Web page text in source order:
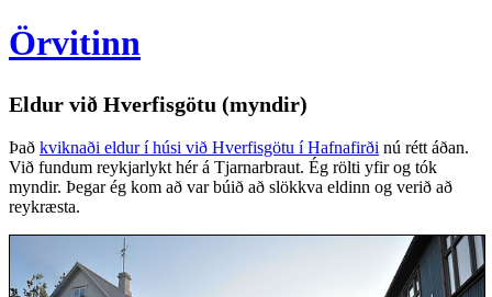
Örvitinn
Eldur við Hverfisgötu (myndir)
Það kviknaði eldur í húsi við Hverfisgötu í Hafnafirði nú rétt áðan.
Við fundum reykjarlykt hér á Tjarnarbraut. Ég rölti yfir og tók
myndir. Þegar ég kom að var búið að slökkva eldinn og verið að
reykræsta.